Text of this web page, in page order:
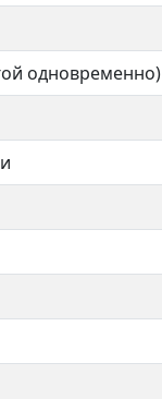
одновременно)